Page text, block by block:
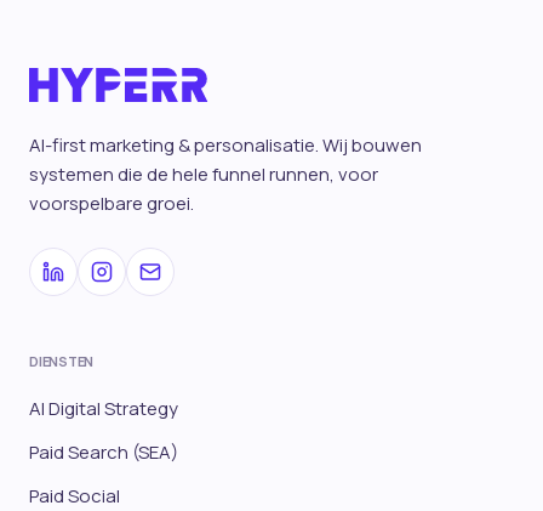
AI-first marketing & personalisatie. Wij bouwen
systemen die de hele funnel runnen, voor
voorspelbare groei.
DIENSTEN
AI Digital Strategy
Paid Search (SEA)
Paid Social